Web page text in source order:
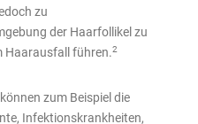
zu
der Haarfollikel zu
Haarausfall führen.2
zum Beispiel die
Infektionskrankheiten,